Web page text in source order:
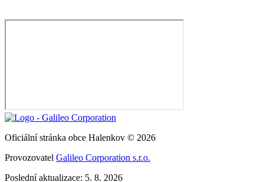
Oficiální stránka obce Halenkov © 2026
Provozovatel Galileo Corporation s.r.o.
Poslední aktualizace: 5. 8. 2026